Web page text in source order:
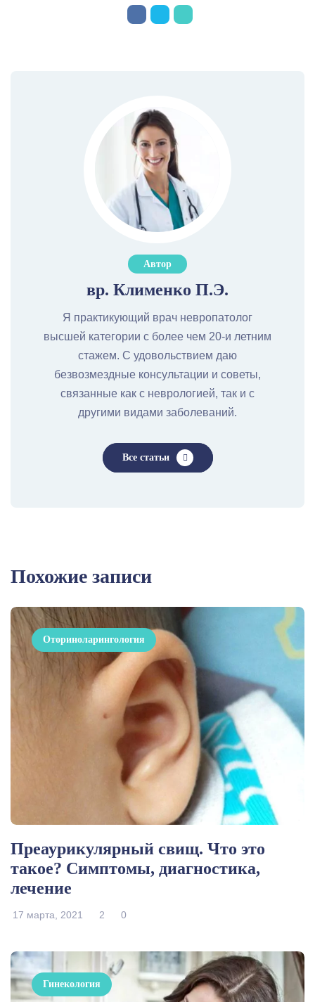
Автор
вр. Клименко П.Э.
Я практикующий врач невропатолог
высшей категории с более чем 20-и летним
стажем. С удовольствием даю
безвозмездные консультации и советы,
связанные как с неврологией, так и с
другими видами заболеваний.
Все статьи
Похожие записи
Оториноларингология
Преаурикулярный свищ. Что это
такое? Симптомы, диагностика,
лечение
17 марта, 2021 2 0
Гинекология